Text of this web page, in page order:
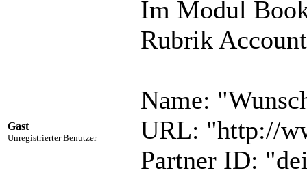
Gast
Unregistrierter Benutzer
Im Modul
Rubrik
Name:
URL: "http://
Partner ID: